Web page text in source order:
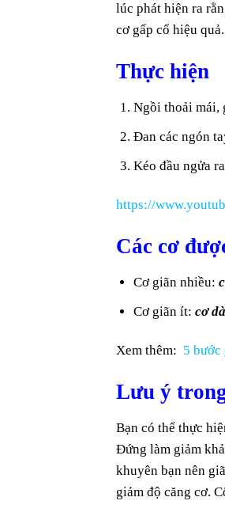
lúc phát hiện ra
cơ gấp cổ hiệu
Thực hiện
Ngồi thoải mái,
Đan các ngón
Kéo đầu ngửa
https://
Các cơ
Cơ giãn nhiều:
Cơ giãn ít:cơ
Xem thêm: 5 bước
Lưu ý
Bạn có thể thực
Đứng làm giảm
khuyên bạn nên
giảm độ căng cơ.